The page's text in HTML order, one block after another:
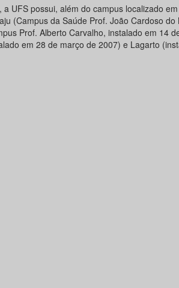
a UFS possui, além do campus localizado
(Campus da Saúde Prof. João Cardoso
Prof. Alberto Carvalho, instalado em 14
em 28 de março de 2007) e Lagarto